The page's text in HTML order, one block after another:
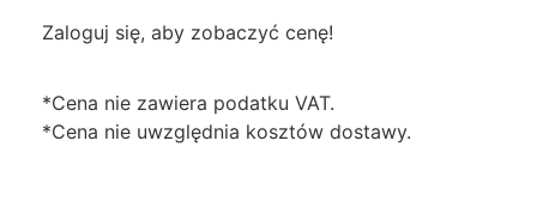
Zaloguj się, aby zobaczyć cenę!
*Cena nie zawiera podatku VAT.
*Cena nie uwzględnia kosztów dostawy.